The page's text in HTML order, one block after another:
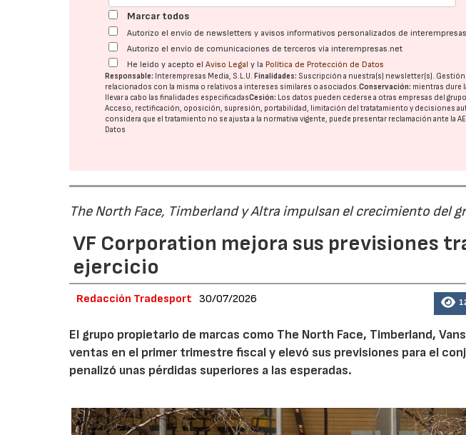
Marcar todos
Autorizo el envío de newsletters y avisos informativos personalizados de
Autorizo el envío de comunicaciones de terceros vía interempresas.net
He leído y acepto elAviso Legal y la Política de Protección de Datos
Responsable: Interempresas Media, S.L.U.Finalidades: Suscripción a nuestra(s) newsletter(s).
relacionados con la misma o relativos a intereses similares o asociados.Conservación: mientras dure
llevar a cabo las finalidades especificadasCesión: Los datos pueden cederse a otras empresas del grupo
Acceso, rectificación, oposición, supresión, portabilidad, limitación del tratatamiento y decisiones
considera que el tratamiento no se ajusta a la normativa vigente, puede presentar reclamación ante la
Datos
The North Face, Timberland y Altra impulsan el crecimiento del
VF Corporation mejora sus previsiones
ejercicio
Redacción Tradesport 30/07/2026
El grupo propietario de marcas como The North Face, Timberland,
ventas en el primer trimestre fiscal y elevó sus previsiones para el
penalizó unas pérdidas superiores a las esperadas.